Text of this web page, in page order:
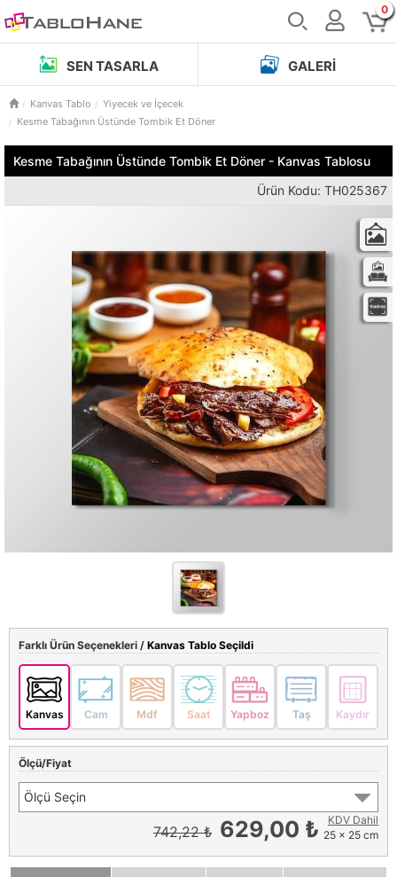
0
SEN TASARLA GALERI
Kanvas Tablo
Yiyecek ve İçecek
Kesme Tabağının Üstünde Tombik Et Döner
Kesme Tabağının Üstünde Tombik Et Döner - Kanvas Tablosu
Ürün Kodu: TH025367
Farklı Ürün Seçenekleri / Kanvas Tablo Seçildi
Kanvas Cam Mdf Saat Yapboz Taş Kaydır
Ölçü/Fiyat
Ölçü Seçin
742,22 ₺ 629,00 ₺
KDV Dahil
25 x 25 cm